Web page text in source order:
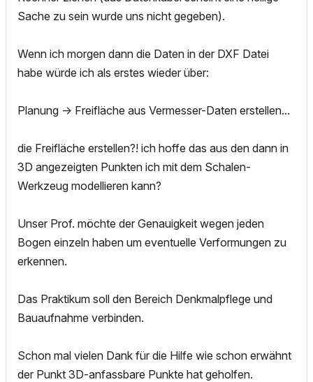
Sache zu sein wurde uns nicht gegeben).
Wenn ich morgen dann die Daten in der DXF Datei
habe würde ich als erstes wieder über:
Planung -> Freifläche aus Vermesser-Daten erstellen...
die Freifläche erstellen?! ich hoffe das aus den dann in
3D angezeigten Punkten ich mit dem Schalen-
Werkzeug modellieren kann?
Unser Prof. möchte der Genauigkeit wegen jeden
Bogen einzeln haben um eventuelle Verformungen zu
erkennen.
Das Praktikum soll den Bereich Denkmalpflege und
Bauaufnahme verbinden.
Schon mal vielen Dank für die Hilfe wie schon erwähnt
der Punkt 3D-anfassbare Punkte hat geholfen.